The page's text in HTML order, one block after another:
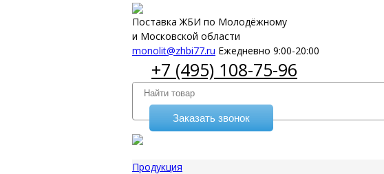
Поставка ЖБИ по Молодёжному
и Московской области
monolit@zhbi77.ru Ежедневно 9:00-20:00
+7 (495) 108-75-96
Заказать звонок
Продукция